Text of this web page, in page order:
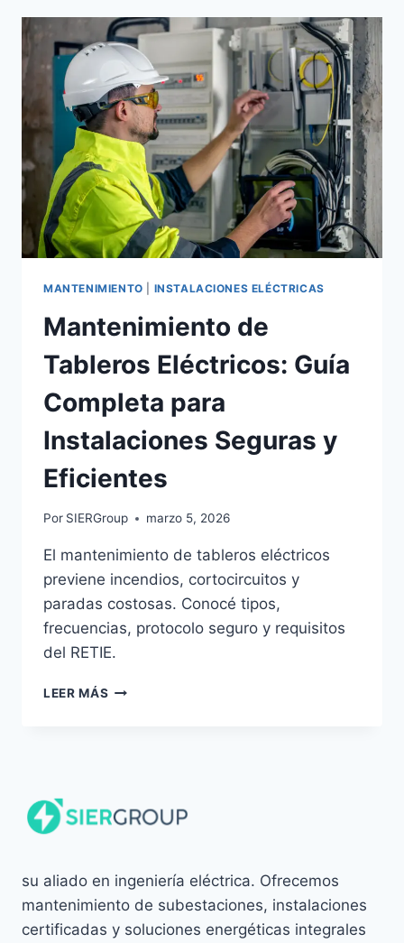
GUÍA
PARA
CONTRATAR
CON
SEGURIDAD
Y
CRITERIO
MANTENIMIENTO INSTALACIONES ELÉCTRICAS
Mantenimiento de
Tableros Eléctricos: Guía
Completa para
Instalaciones Seguras y
Eficientes
Por SIERGroup marzo 5, 2026
El mantenimiento de tableros eléctricos
previene incendios, cortocircuitos y
paradas costosas. Conocé tipos,
frecuencias, protocolo seguro y requisitos
del RETIE.
LEER MÁS MANTENIMIENTO
INSTALACIONES
EFICIENTES
su aliado en ingeniería eléctrica. Ofrecemos
mantenimiento de subestaciones, instalaciones
certificadas y soluciones energéticas integrales